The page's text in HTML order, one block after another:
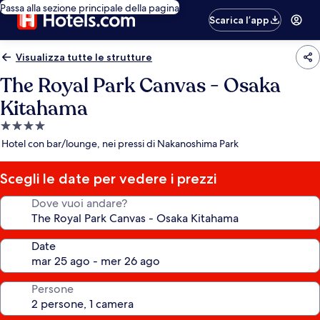
Passa alla sezione principale della pagina
Scarica l’app
Visualizza tutte le strutture
The Royal Park Canvas - Osaka
Kitahama
Struttura
a
stelle
Hotel con bar/lounge, nei pressi di Nakanoshima Park
Scegli le date per vedere i prezzi
Dove vuoi andare?
Date
Persone